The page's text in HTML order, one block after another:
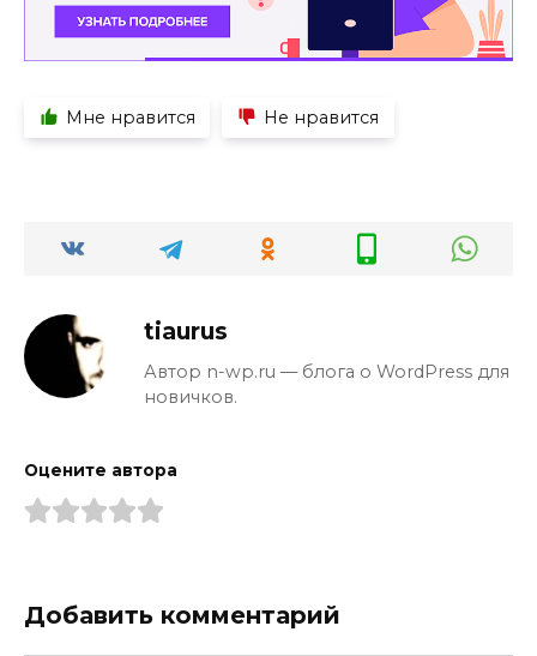
Мне нравится Не нравится
tiaurus
Автор n-wp.ru — блога о WordPress для
новичков.
Оцените автора
Добавить комментарий